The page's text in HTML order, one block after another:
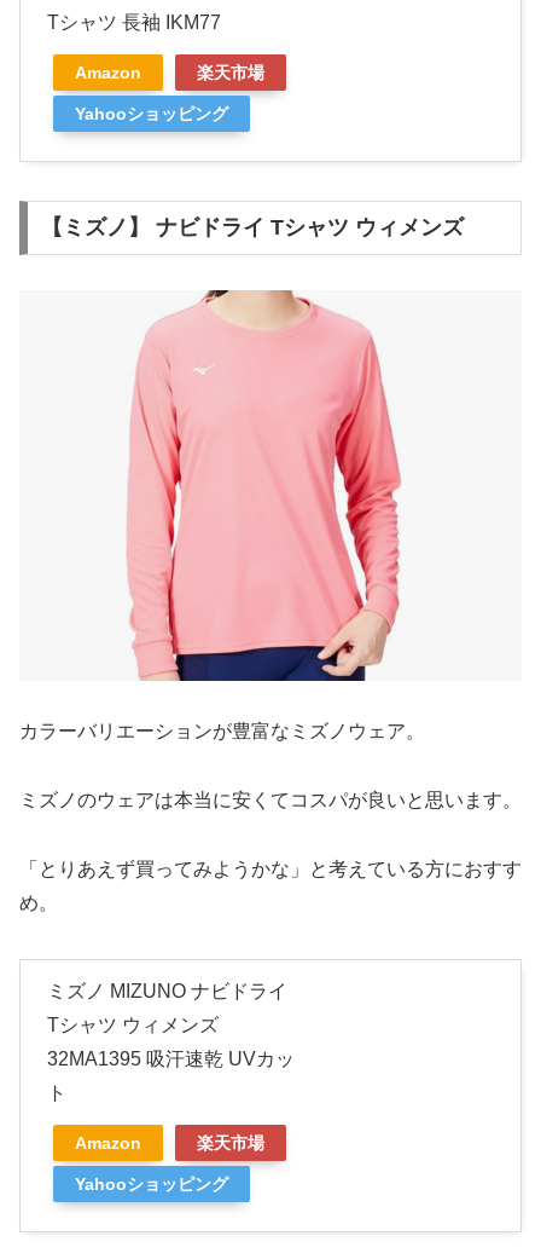
Tシャツ 長袖 IKM77
Amazon 楽天市場
Yahooショッピング
【ミズノ】 ナビドライ Tシャツ ウィメンズ
カラーバリエーションが豊富なミズノウェア。
ミズノのウェアは本当に安くてコスパが良いと思います。
「とりあえず買ってみようかな」と考えている方におすす
め。
ミズノ MIZUNO ナビドライ
Tシャツ ウィメンズ
32MA1395 吸汗速乾 UVカッ
ト
Amazon 楽天市場
Yahooショッピング